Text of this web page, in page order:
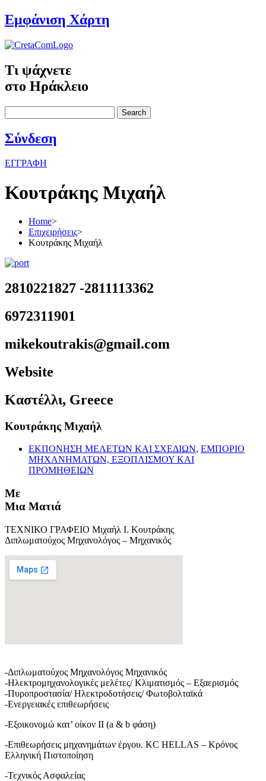
Εμφάνιση Χάρτη
Τι ψάχνετε
στο Ηράκλειο
Search
Σύνδεση
ΕΓΓΡΑΦΗ
Κουτράκης Μιχαήλ
Home>
Επιχειρήσεις>
Κουτράκης Μιχαήλ
2810221827 -2811113362
6972311901
mikekoutrakis@gmail.com
Website
Καστέλλι, Greece
Κουτράκης Μιχαήλ
ΕΚΠΟΝΗΣΗ ΜΕΛΕΤΩΝ ΚΑΙ ΣΧΕΔΙΩΝ, ΕΜΠΟΡΙΟ
ΜΗΧΑΝΗΜΑΤΩΝ, ΕΞΟΠΛΙΣΜΟΥ ΚΑΙ
ΠΡΟΜΗΘΕΙΩΝ
Με
Μια Ματιά
ΤΕΧΝΙΚΟ ΓΡΑΦΕΙΟ Μιχαήλ Ι. Κουτράκης
Διπλωματούχος Μηχανολόγος – Μηχανικός
-Διπλωματούχος Μηχανολόγος Μηχανικός
-Ηλεκτρομηχανολογικές μελέτες/ Κλιματισμός – Εξαερισμός
-Πυροπροστασία/ Ηλεκτροδοτήσεις/ Φωτοβολταϊκά
-Ενεργειακές επιθεωρήσεις
-Εξοικονομώ κατ’ οίκον ΙΙ (a & b φάση)
-Επιθεωρήσεις μηχανημάτων έργου. KC HELLAS – Κρόνος
Ελληνική Πιστοποίηση
-Τεχνικός Ασφαλείας